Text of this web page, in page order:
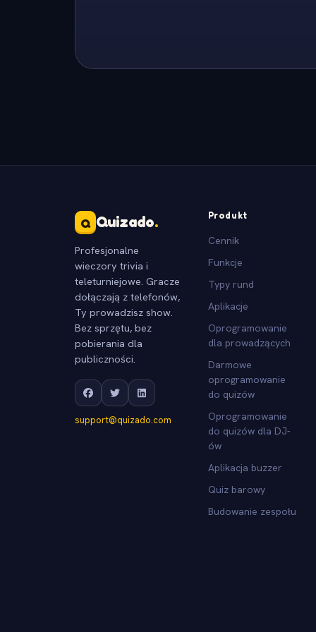
Q Quizado.
Profesjonalne
wieczory trivia i
teleturniejowe. Gracze
dołączają z telefonów,
Ty prowadzisz show.
Bez sprzętu, bez
pobierania dla
publiczności.
support@quizado.com
Produkt
Cennik
Funkcje
Typy rund
Aplikacje
Oprogramowanie
dla prowadzących
Darmowe
oprogramowanie
do quizów
Oprogramowanie
do quizów dla DJ-
ów
Aplikacja buzzer
Quiz barowy
Budowanie zespołu